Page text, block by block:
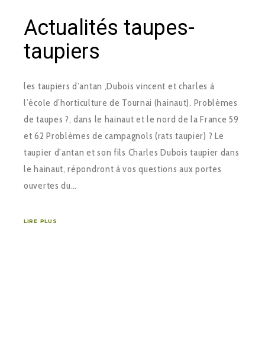
Actualités taupes-
taupiers
les taupiers d’antan ,Dubois vincent et charles à
l’école d’horticulture de Tournai (hainaut). Problèmes
de taupes ?, dans le hainaut et le nord de la France 59
et 62 Problèmes de campagnols (rats taupier) ? Le
taupier d’antan et son fils Charles Dubois taupier dans
le hainaut, répondront à vos questions aux portes
ouvertes du…
LIRE PLUS